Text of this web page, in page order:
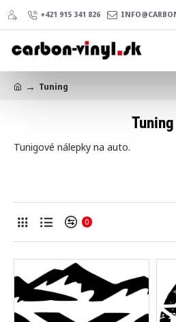
+421 915 341 826
Tuning
Tuning
Tunigové nálepky na auto.
0